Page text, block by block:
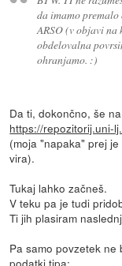
da imamo
ARSO (v objavi na
obdelovalna
ohranjamo. :)
Da ti, dokončno, še
https://repozitorij.uni-
(moja "napaka" prej
vira).
Tukaj lahko začneš.
V teku pa je tudi
Ti jih plasiram
Pa samo povzetek